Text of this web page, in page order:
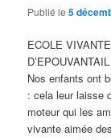
Publié le5
ECOLE
D’EPOUVANTAIL
Nos enfants ont
: cela leur laisse
moteur qui les
vivante aimée